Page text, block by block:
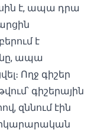
է, ապա դրա
է
ապա
Ողջ գիշեր
գիշերային
զննում էին